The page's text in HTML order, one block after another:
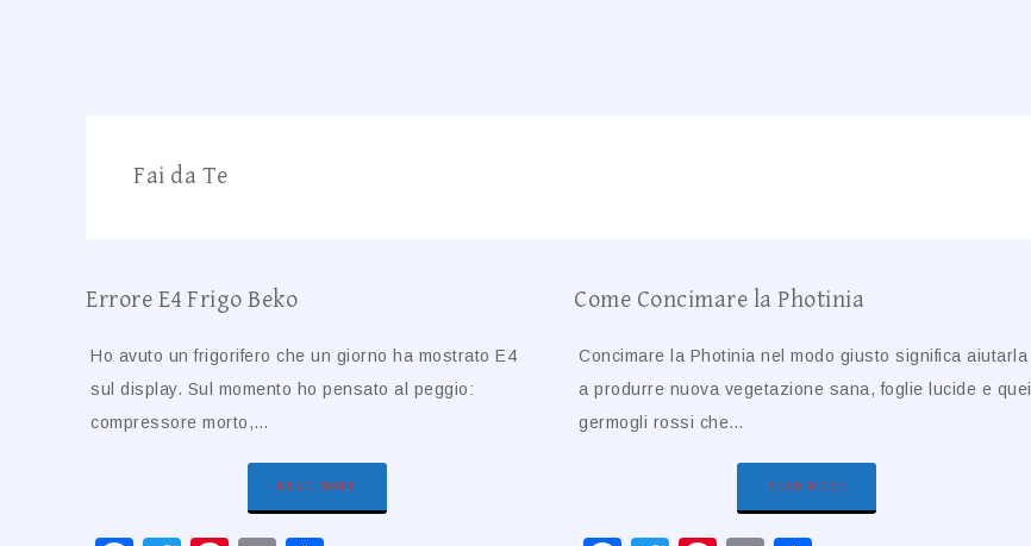
Fai da Te
Errore E4 Frigo Beko​​
Ho avuto un frigorifero che un giorno ha mostrato E4
sul display. Sul momento ho pensato al peggio:
compressore morto,…
READ MORE
Come Concimare la Photinia
Concimare la Photinia nel modo giusto significa aiutarla
a produrre nuova vegetazione sana, foglie lucide e quei
germogli rossi che…
READ MORE